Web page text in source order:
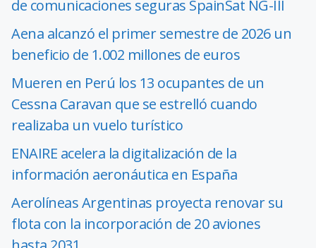
de comunicaciones seguras SpainSat NG-III
Aena alcanzó el primer semestre de 2026 un
beneficio de 1.002 millones de euros
Mueren en Perú los 13 ocupantes de un
Cessna Caravan que se estrelló cuando
realizaba un vuelo turístico
ENAIRE acelera la digitalización de la
información aeronáutica en España
Aerolíneas Argentinas proyecta renovar su
flota con la incorporación de 20 aviones